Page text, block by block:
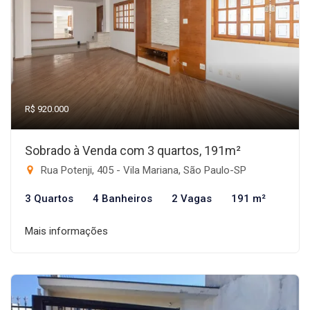
R$ 920.000
Sobrado à Venda com 3 quartos, 191m²
Rua Potenji, 405 - Vila Mariana, São Paulo-SP
3 Quartos 4 Banheiros 2 Vagas 191 m²
Mais informações